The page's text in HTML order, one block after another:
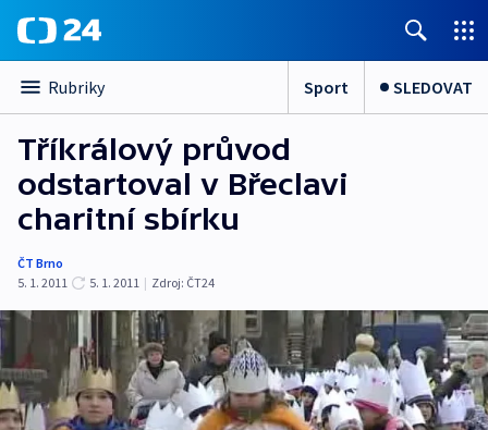
Rubriky Sport SLEDOVAT
Tříkrálový průvod
odstartoval v Břeclavi
charitní sbírku
ČT Brno
5. 1. 2011
5. 1. 2011 | Zdroj: ČT24